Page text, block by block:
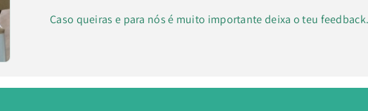
Caso queiras e para nós é muito importante deixa o teu